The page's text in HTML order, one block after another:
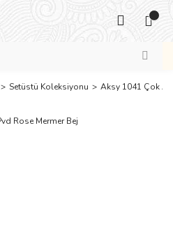
Setüstü Koleksiyonu Aksy 1041 Çok